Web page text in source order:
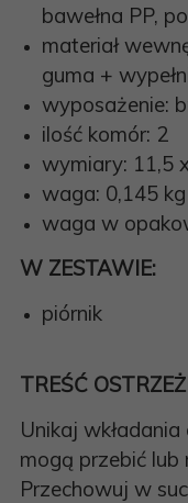
bawełna PP,
materiał
guma +
wyposażenie:
ilość komór: 2
wymiary: 11,5
waga: 0,145 kg
waga w
W ZESTAWIE:
piórnik
TREŚĆ
Unikaj
mogą przebić lub
Przechowuj w